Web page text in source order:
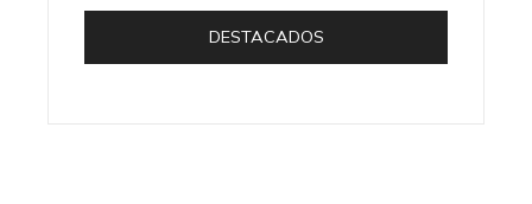
DESTACADOS